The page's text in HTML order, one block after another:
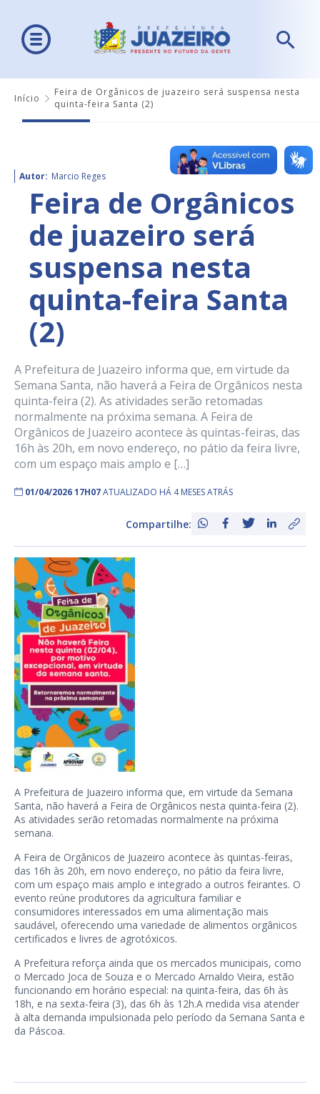
Início
Feira de Orgânicos de juazeiro será suspensa nesta
quinta-feira Santa (2)
Autor: Marcio Reges
Feira de Orgânicos
de juazeiro será
suspensa nesta
quinta-feira Santa
(2)
A Prefeitura de Juazeiro informa que, em virtude da
Semana Santa, não haverá a Feira de Orgânicos nesta
quinta-feira (2). As atividades serão retomadas
normalmente na próxima semana. A Feira de
Orgânicos de Juazeiro acontece às quintas-feiras, das
16h às 20h, em novo endereço, no pátio da feira livre,
com um espaço mais amplo e […]
01/04/2026 17H07ATUALIZADO HÁ 4 MESES ATRÁS
Compartilhe:
A Prefeitura de Juazeiro informa que, em virtude da Semana
Santa, não haverá a Feira de Orgânicos nesta quinta-feira (2).
As atividades serão retomadas normalmente na próxima
semana.
A Feira de Orgânicos de Juazeiro acontece às quintas-feiras,
das 16h às 20h, em novo endereço, no pátio da feira livre,
com um espaço mais amplo e integrado a outros feirantes. O
evento reúne produtores da agricultura familiar e
consumidores interessados em uma alimentação mais
saudável, oferecendo uma variedade de alimentos orgânicos
certificados e livres de agrotóxicos.
A Prefeitura reforça ainda que os mercados municipais, como
o Mercado Joca de Souza e o Mercado Arnaldo Vieira, estão
funcionando em horário especial: na quinta-feira, das 6h às
18h, e na sexta-feira (3), das 6h às 12h.A medida visa atender
à alta demanda impulsionada pelo período da Semana Santa e
da Páscoa.